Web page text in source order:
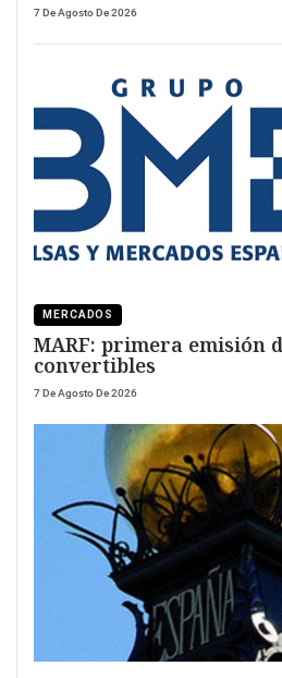
7 De Agosto De 2026
MERCADOS
MARF: primera emisión
convertibles
7 De Agosto De 2026